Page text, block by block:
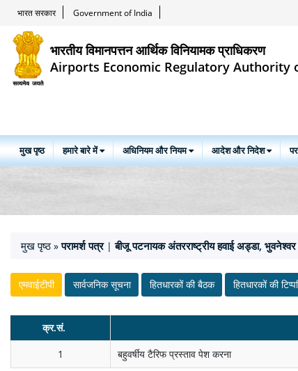
भारत सरकार Government of India
भारतीय विमानपत्तन आर्थिक विनियामक प्राधिकरण
Airports Economic Regulatory Authority
मुख पृष्ठ हमारे बारे में अधिनियम और नियम आदेश और निदेश
मुख पृष्ठ » परामर्श पत्र |बीजू पटनायक अंतरराष्ट्रीय हवाई अड्डा, भुवनेश्वर
एमवाईटीपी सार्वजनिक सूचना हितधारकों की बैठक हितधारकों की
क्र.सं.
1
बहुवर्षीय टैरिफ प्रस्‍ताव पेश करना